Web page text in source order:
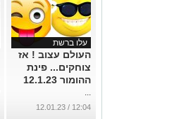
עלו ברשת
העולם עצוב ! אז
צוחקים... פינת
ההומור 12.1.23
...
12:04 / 12.01.23